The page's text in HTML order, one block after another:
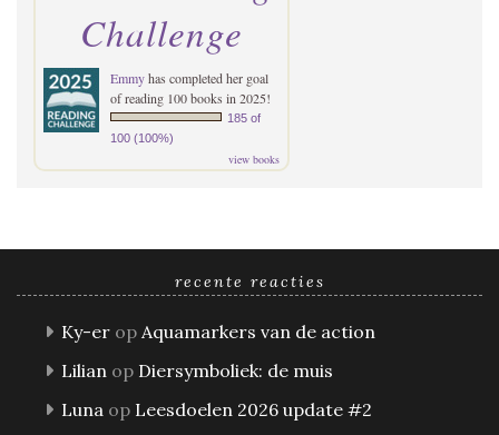
Challenge
Emmyhas completed her goal
of reading 100 books in 2025!
185 of
100 (100%)
view books
recente reacties
Ky-er op Aquamarkers van de action
Lilian op Diersymboliek: de muis
Luna op Leesdoelen 2026 update #2